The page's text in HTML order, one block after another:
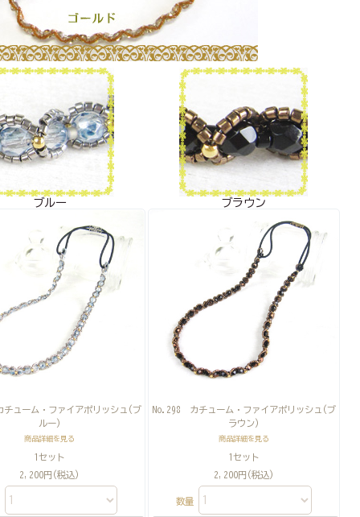
ブルー ブラウン
ューム・ファイアポリッシュ(ブ
ルー)
商品詳細を見る
1セット
2,200円(税込)
No.298 カチューム・ファイアポリッシュ(ブ
ラウン)
商品詳細を見る
1セット
2,200円(税込)
数量